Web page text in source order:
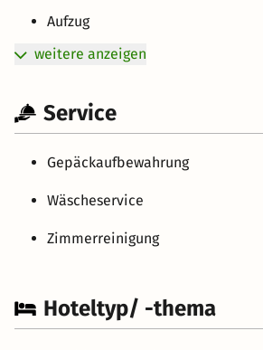
Aufzug
weitere anzeigen
Service
Gepäckaufbewahrung
Wäscheservice
Zimmerreinigung
Hoteltyp/ -thema